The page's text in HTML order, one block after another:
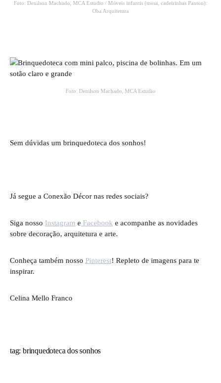
Foto: Denilson Machado, MCA Estudio / Móveis infantis (mesa, cadeirinhas Panton):
Oba Arquitetura
Foto: Denilson Machado, MCA Estudio
Sem dúvidas um brinquedoteca dos sonhos!
Já segue a Conexão Décor nas redes sociais?
Siga nosso Instagram e Facebook e acompanhe as novidades
sobre decoração, arquitetura e arte.
Conheça também nosso Pinterest! Repleto de imagens para te
inspirar.
Celina Mello Franco
tag: brinquedoteca dos sonhos